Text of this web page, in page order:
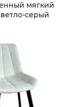
мягкий
серый